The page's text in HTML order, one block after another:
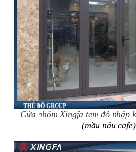
Cửa nhôm Xingfa tem đỏ nhập
(mầu nâu cafe)